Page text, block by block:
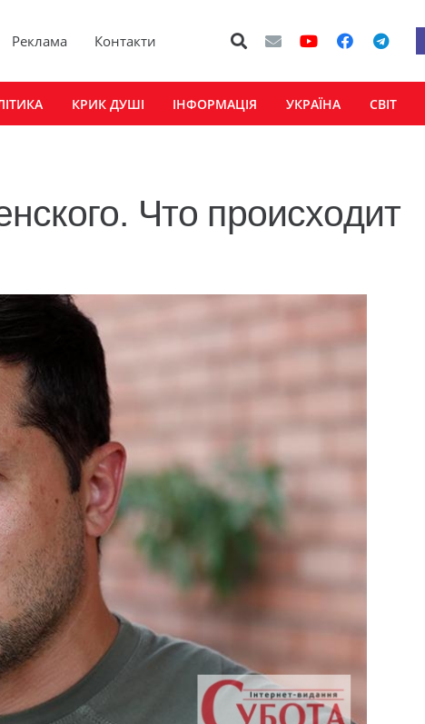
Реклама Контакти
КРИК ДУШІ ІНФОРМАЦІЯ УКРАЇНА СВІТ
Что происходит